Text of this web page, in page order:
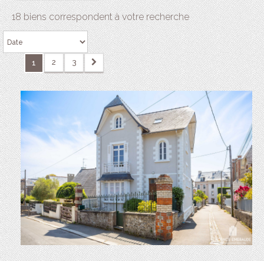
18 biens correspondent à votre recherche
1 2 3